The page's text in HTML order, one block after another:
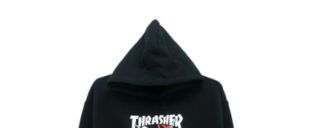
適合デッキサイズから選ぶ
ウィールをサイズから選ぶ
スピットファイヤー F4（フォーミュラフォ
ボーンズ XF（エックスフォーミュラ）
ベアリング
シューズをサイズから選ぶ
トレーナー・セーター
スタッフおすすめアイテム
カリフォルニアストリートの歴史